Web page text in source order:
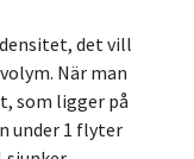
det vill
När man
som ligger på
under 1 flyter